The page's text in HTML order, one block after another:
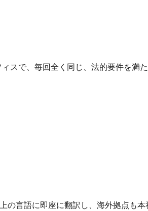
スで、毎回全く同じ、法的要件を満
言語に即座に翻訳し、海外拠点も